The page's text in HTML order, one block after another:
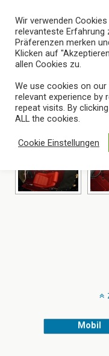
Images
Mobil
Wir verwenden
relevanteste Erfahrung
Präferenzen merken
Klicken auf
allen Cookies zu.
We use cookies on
relevant experience by
repeat visits. By
ALL the cookies.
Cookie Einstellungen